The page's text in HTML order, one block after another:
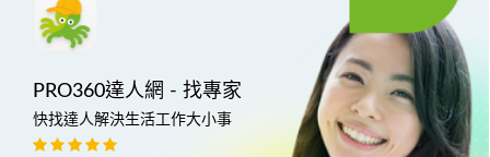
PRO360達人網 - 找專家
快找達人解決生活工作大小事